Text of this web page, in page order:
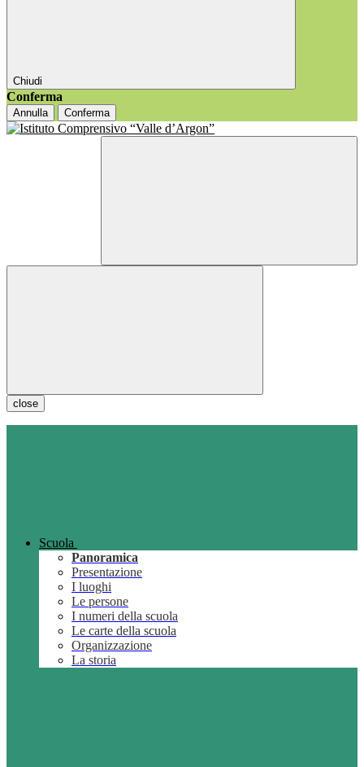
Chiudi
Conferma
Annulla Conferma
close
Scuola
Panoramica
Presentazione
I luoghi
Le persone
I numeri della scuola
Le carte della scuola
Organizzazione
La storia